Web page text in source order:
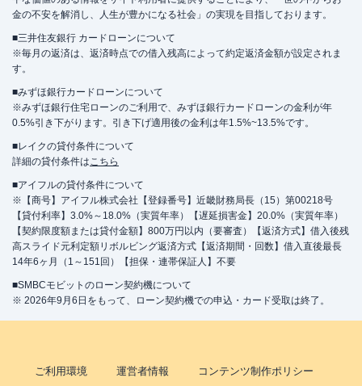
金の不安を解消し、人生が豊かになる社会」の実現を目指しております。
■三井住友銀行 カードローンについて
※毎月の返済は、返済時点での借入残高によって約定返済金額が設定されま
す。
■みずほ銀行カードローンについて
※みずほ銀行住宅ローンのご利用で、みずほ銀行カードローンの金利が年
0.5%引き下がります。引き下げ適用後の金利は年1.5%~13.5%です。
■レイクの貸付条件について
詳細の貸付条件はこちら
■アイフルの貸付条件について
※【商号】アイフル株式会社【登録番号】近畿財務局長（15）第00218号
【貸付利率】3.0%～18.0%（実質年率）【遅延損害金】20.0%（実質年率）
【契約限度額または貸付金額】800万円以内（要審査）【返済方式】借入後残
高スライド元利定額リボルビング返済方式【返済期間・回数】借入直後最長
14年6ヶ月（1～151回）【担保・連帯保証人】不要
■SMBCモビットのローン契約機について
※ 2026年9月6日をもって、ローン契約機での申込・カード受取は終了。
ご利用環境 運営者情報
コンテンツ制作ポリシー